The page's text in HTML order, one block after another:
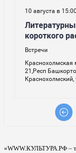
«WWW.КУЛЬТУРА.РФ –